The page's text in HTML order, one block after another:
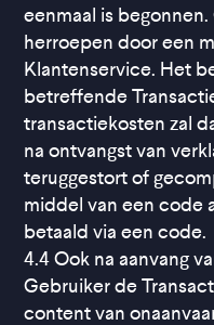
eenmaal is
herroepen door een
Klantenservice. Het
betreffende
transactiekosten zal
na ontvangst van
teruggestort of
middel van een code
betaald via een code.
4.4 Ook na aanvang
Gebruiker de
content van